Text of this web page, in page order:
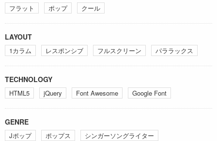
フラット ポップ クール
LAYOUT
1カラム レスポンシブ フルスクリーン パララックス
TECHNOLOGY
HTML5 jQuery Font Awesome Google Font
GENRE
Jポップ ポップス
シンガーソングライター